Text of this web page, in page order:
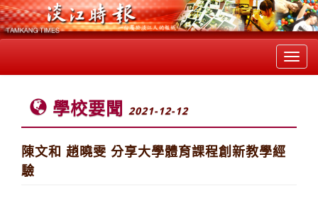
學校要聞 2021-12-12
陳文和 趙曉雯 分享大學體育課程創新教學經
驗